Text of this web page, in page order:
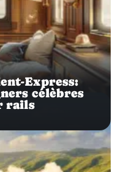
Express:
célèbres
rails